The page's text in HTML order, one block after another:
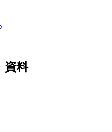
資料